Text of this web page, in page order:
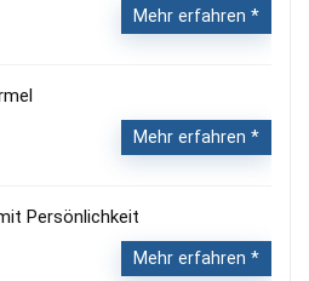
Mehr erfahren
Mehr erfahren
Persönlichkeit
Mehr erfahren